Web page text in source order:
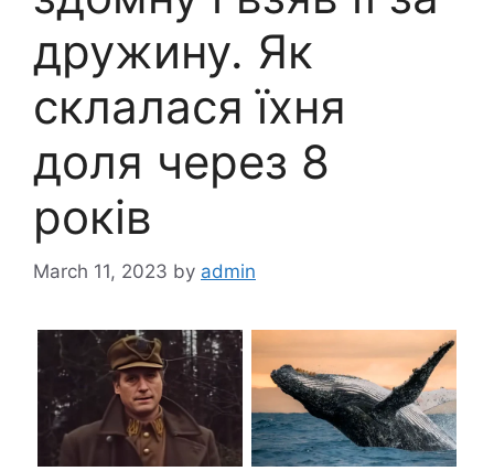
дружину. Як
склалася їхня
доля через 8
років
March 11, 2023 by admin